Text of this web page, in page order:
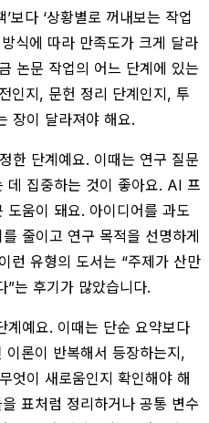
보다 ‘상황별로 꺼내보는 작업
식에 따라 만족도가 크게 달라
논문 작업의 어느 단계에 있는
인지, 문헌 정리 단계인지, 투
장이 달라져야 해요.
한 단계예요. 이때는 연구 질문
데 집중하는 것이 좋아요. AI 프
도움이 돼요. 아이디어를 과도
줄이고 연구 목적을 선명하게
런 유형의 도서는 “주제가 산만
는 후기가 많았습니다.
계예요. 이때는 단순 요약보다
론이 반복해서 등장하는지,
엇이 새로움인지 확인해야 해
표처럼 정리하거나 공통 변수